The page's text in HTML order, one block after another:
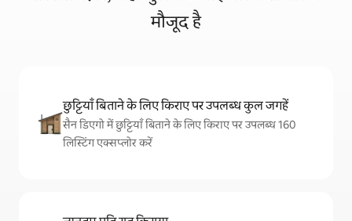
मौजूद है
छुट्टियाँ बिताने के लिए किराए पर उपलब्ध कुल जगहें
सैन डिएगो में छुट्टियाँ बिताने के लिए किराए पर उपलब्ध 160
लिस्टिंग एक्सप्लोर करें